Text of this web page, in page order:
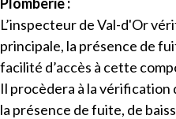
L’inspecteur de Val-d'Or
principale, la présence de
facilité d’accès à cette
Il procèdera à la vérification
la présence de fuite, de